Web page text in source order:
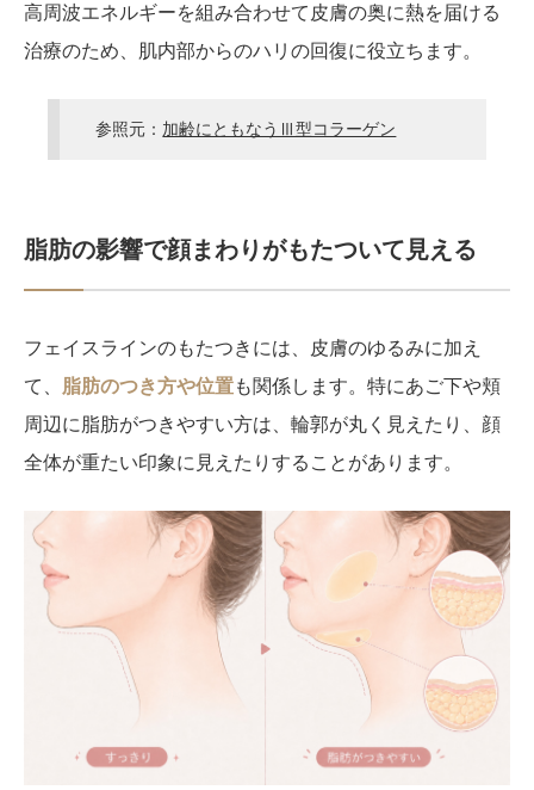
高周波エネルギーを組み合わせて皮膚の奥に熱を届ける
治療のため、肌内部からのハリの回復に役立ちます。
参照元： 加齢にともなうⅢ型コラーゲン
脂肪の影響で顔まわりがもたついて見える
フェイスラインのもたつきには、皮膚のゆるみに加え
て、 脂肪のつき方や位置も関係します。特にあご下や頬
周辺に脂肪がつきやすい方は、輪郭が丸く見えたり、顔
全体が重たい印象に見えたりすることがあります。